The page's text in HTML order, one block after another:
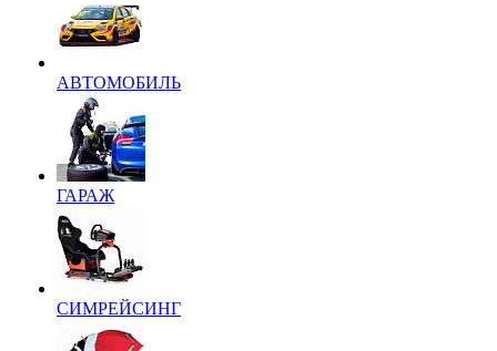
АВТОМОБИЛЬ
ГАРАЖ
СИМРЕЙСИНГ